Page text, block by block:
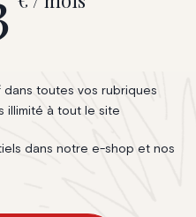
dans toutes vos rubriques
illimité à tout le site
dans notre e-shop et nos